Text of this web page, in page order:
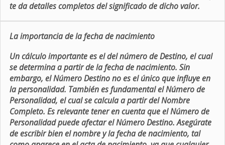
te da detalles completos del significado de dicho valor.
La importancia de la fecha de nacimiento
Un cálculo importante es el del número de Destino, el cual
se determina a partir de la fecha de nacimiento. Sin
embargo, el Número Destino no es el único que influye en
la personalidad. También es fundamental el Número de
Personalidad, el cual se calcula a partir del Nombre
Completo. Es relevante tener en cuenta que el Número de
Personalidad puede afectar el Número Destino. Asegúrate
de escribir bien el nombre y la fecha de nacimiento, tal